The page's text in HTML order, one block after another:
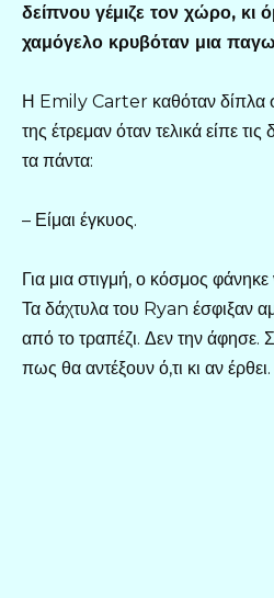
δείπνου γέμιζε τον χώρο,
χαμόγελο κρυβόταν μια
Η Emily Carter καθόταν δίπλα
της έτρεμαν όταν τελικά είπε
τα πάντα:
– Είμαι έγκυος.
Για μια στιγμή, ο κόσμος
Τα δάχτυλα του Ryan έσφιξαν
από το τραπέζι. Δεν την άφησε.
πως θα αντέξουν ό,τι κι αν έρθει.